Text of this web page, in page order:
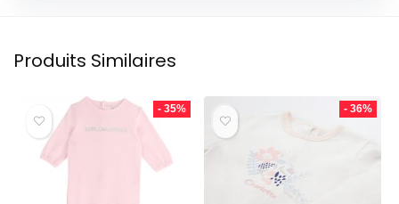
Produits Similaires
- 35% - 36%